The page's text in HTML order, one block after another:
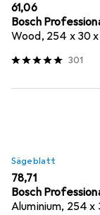
EUR
61,06
Bosch
Wood, 254 x 30
301
Sägeblatt
EUR
78,71
Bosch
Aluminium, 254 x